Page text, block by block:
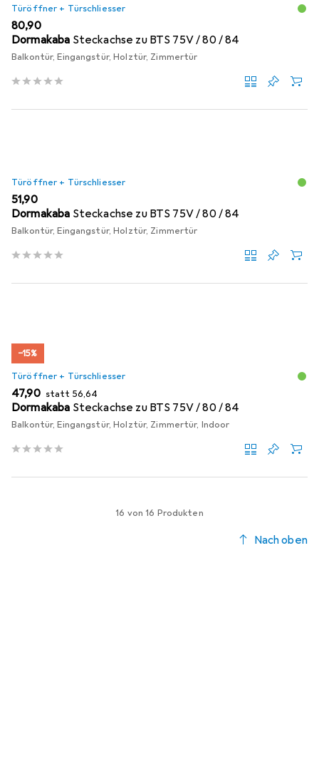
Türöffner + Türschliesser
EUR
80,90
Dormakaba Steckachse zu BTS 75V / 80 / 84
Balkontür, Eingangstür, Holztür, Zimmertür
Türöffner + Türschliesser
EUR
51,90
Dormakaba Steckachse zu BTS 75V / 80 / 84
Balkontür, Eingangstür, Holztür, Zimmertür
−15%
Türöffner + Türschliesser
EUR
47,90 statt EUR
56,64
Dormakaba Steckachse zu BTS 75V / 80 / 84
Balkontür, Eingangstür, Holztür, Zimmertür, Indoor
16 von 16 Produkten
Nach oben